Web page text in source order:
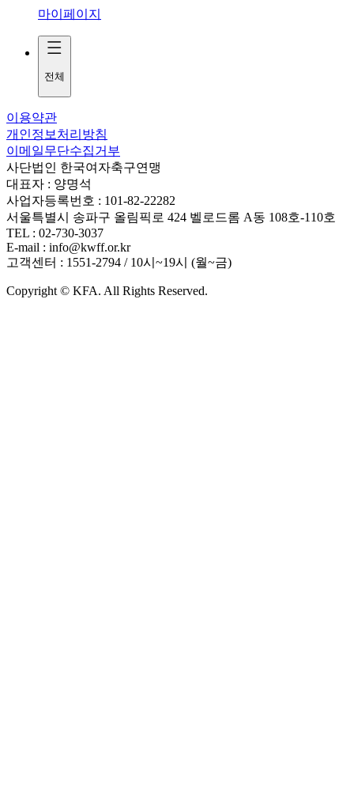
마이페이지
전체
이용약관
개인정보처리방침
이메일무단수집거부
사단법인 한국여자축구연맹
대표자 : 양명석
사업자등록번호 : 101-82-22282
서울특별시 송파구 올림픽로 424 벨로드롬 A동 108호-110호
TEL : 02-730-3037
E-mail : info@kwff.or.kr
고객센터 : 1551-2794 / 10시~19시 (월~금)
Copyright © KFA. All Rights Reserved.